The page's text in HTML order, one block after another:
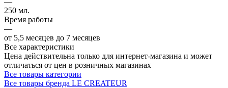
250 мл.
Время работы
—
от 5,5 месяцев до 7 месяцев
Все характеристики
Цена действительна только для интернет-магазина и может
отличаться от цен в розничных магазинах
Все товары категории
Все товары бренда LE CREATEUR